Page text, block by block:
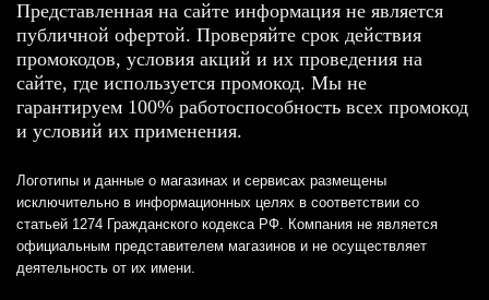
Представленная на сайте информация не является
публичной офертой. Проверяйте срок действия
промокодов, условия акций и их проведения на
сайте, где используется промокод. Мы не
гарантируем 100% работоспособность всех промокод
и условий их применения.
Логотипы и данные о магазинах и сервисах размещены
исключительно в информационных целях в соответствии со
статьей 1274 Гражданского кодекса РФ. Компания не является
официальным представителем магазинов и не осуществляет
деятельность от их имени.